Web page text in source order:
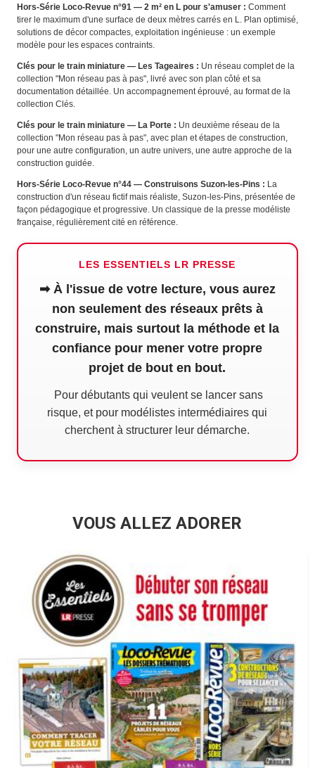
Hors-Série Loco-Revue n°91 — 2 m² en L pour s'amuser : Comment
tirer le maximum d'une surface de deux mètres carrés en L. Plan optimisé,
solutions de décor compactes, exploitation ingénieuse : un exemple
modèle pour les espaces contraints.
Clés pour le train miniature — Les Tageaires : Un réseau complet de la
collection "Mon réseau pas à pas", livré avec son plan côté et sa
documentation détaillée. Un accompagnement éprouvé, au format de la
collection Clés.
Clés pour le train miniature — La Porte : Un deuxième réseau de la
collection "Mon réseau pas à pas", avec plan et étapes de construction,
pour une autre configuration, un autre univers, une autre approche de la
construction guidée.
Hors-Série Loco-Revue n°44 — Construisons Suzon-les-Pins : La
construction d'un réseau fictif mais réaliste, Suzon-les-Pins, présentée de
façon pédagogique et progressive. Un classique de la presse modéliste
française, régulièrement cité en référence.
LES ESSENTIELS LR PRESSE
➡ À l'issue de votre lecture, vous aurez
non seulement des réseaux prêts à
construire, mais surtout la méthode et la
confiance pour mener votre propre
projet de bout en bout.
Pour débutants qui veulent se lancer sans
risque, et pour modélistes intermédiaires qui
cherchent à structurer leur démarche.
VOUS ALLEZ ADORER